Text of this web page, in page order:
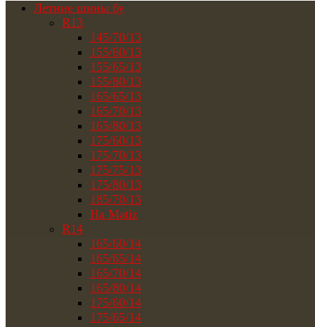
Летние шины бу
R13
145/70/13
155/60/13
155/65/13
155/80/13
165/65/13
165/70/13
165/80/13
175/60/13
175/70/13
175/75/13
175/80/13
185/70/13
На Matiz
R14
165/60/14
165/65/14
165/70/14
165/80/14
175/60/14
175/65/14